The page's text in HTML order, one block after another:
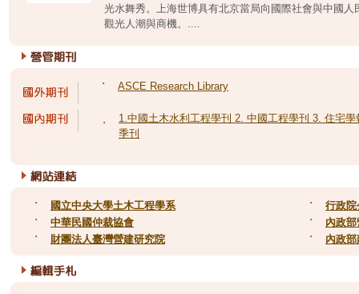
光水舞秀。上海世博具有北京當局向國際社會與中國
觀光人潮與商機。....
˙ ASCE Research Library
˙
1.中國土木水利工程學刊 2. 中國工程學刊 3. 住宅
季刊
˙ 國立中央大學土木工程學系 ˙
行政院
˙
中華民國仲裁協會 ˙
內政
˙
財團法人臺灣營建研究院 ˙ 內政